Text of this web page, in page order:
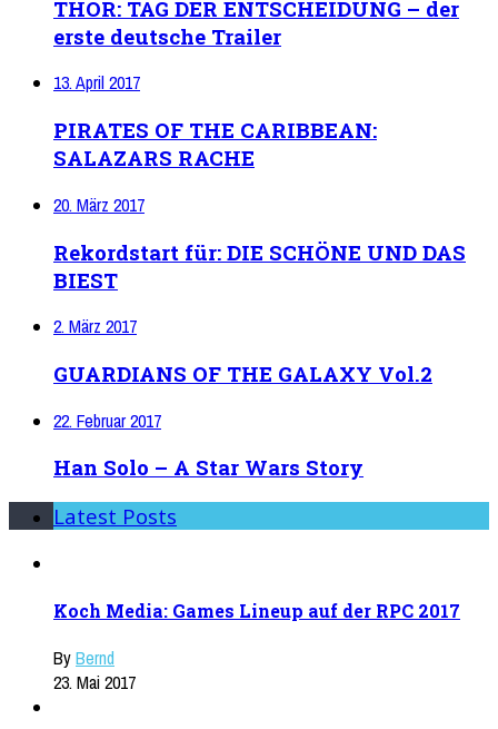
THOR: TAG DER ENTSCHEIDUNG – der
erste deutsche Trailer
13. April 2017
PIRATES OF THE CARIBBEAN:
SALAZARS RACHE
20. März 2017
Rekordstart für: DIE SCHÖNE UND DAS
BIEST
2. März 2017
GUARDIANS OF THE GALAXY Vol.2
22. Februar 2017
Han Solo – A Star Wars Story
Latest Posts
Koch Media: Games Lineup auf der RPC 2017
ByBernd
23. Mai 2017